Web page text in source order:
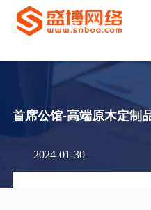
首席公馆-高端原木定制
2024-01-30